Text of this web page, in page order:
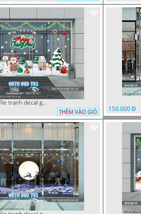
file tranh decal giang sinh noel 4 22022024 vy
THÊM VÀO GIỎ
150.000 Đ